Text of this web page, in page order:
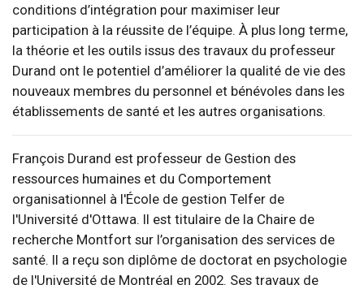
conditions d’intégration pour maximiser leur
participation à la réussite de l’équipe. À plus long terme,
la théorie et les outils issus des travaux du professeur
Durand ont le potentiel d’améliorer la qualité de vie des
nouveaux membres du personnel et bénévoles dans les
établissements de santé et les autres organisations.
François Durand est professeur de Gestion des
ressources humaines et du Comportement
organisationnel à l'École de gestion Telfer de
l'Université d'Ottawa. Il est titulaire de la Chaire de
recherche Montfort sur l’organisation des services de
santé. Il a reçu son diplôme de doctorat en psychologie
de l'Université de Montréal en 2002. Ses travaux de